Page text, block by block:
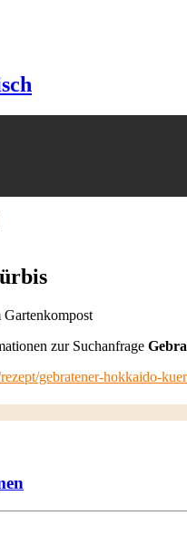
zur Suchanfrage
gebratener-hokkaido-